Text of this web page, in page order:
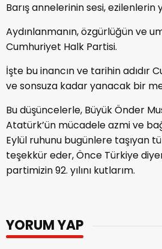
Barış annelerinin sesi, ezilenlerin
Aydınlanmanın, özgürlüğün ve
Cumhuriyet Halk Partisi.
İşte bu inancın ve tarihin adıdır
ve sonsuza kadar yanacak bir
Bu düşüncelerle, Büyük Önder
Atatürk’ün mücadele azmi ve
Eylül ruhunu bugünlere taşıyan
teşekkür eder, Önce Türkiye
partimizin 92. yılını kutlarım.
YORUM YAP